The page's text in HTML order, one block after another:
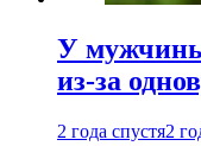
У
из-за
2 года спустя2